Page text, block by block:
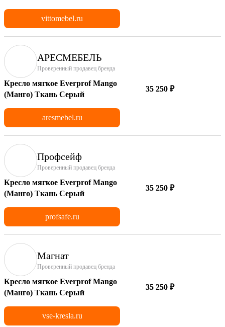
vittomebel.ru
АРЕСМЕБЕЛЬ
Проверенный продавец бренда
Кресло мягкое Everprof Mango
(Манго) Ткань Серый
35 250 ₽
aresmebel.ru
Профсейф
Проверенный продавец бренда
Кресло мягкое Everprof Mango
(Манго) Ткань Серый
35 250 ₽
profsafe.ru
Магнат
Проверенный продавец бренда
Кресло мягкое Everprof Mango
(Манго) Ткань Серый
35 250 ₽
vse-kresla.ru